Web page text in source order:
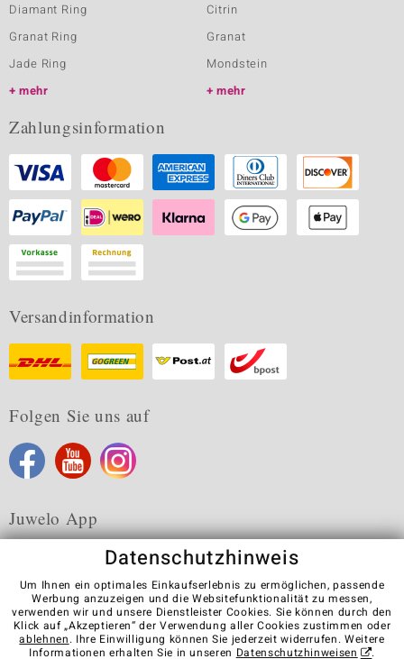
Diamant Ring
Granat Ring
Jade Ring
mehr
Citrin
Granat
Mondstein
mehr
Zahlungsinformation
Versandinformation
Folgen Sie uns auf
Juwelo App
Karriere AGB Datenschutz Cookies
Impressum
Kontakt
Vertrag widerrufen
Datenschutzhinweis
Um Ihnen ein optimales Einkaufserlebnis zu ermöglichen, passende
Werbung anzuzeigen und die Websitefunktionalität zu messen,
verwenden wir und unsere Dienstleister Cookies. Sie können durch den
Klick auf „Akzeptieren“ der Verwendung aller Cookies zustimmen oder
ablehnen. Ihre Einwilligung können Sie jederzeit widerrufen. Weitere
Informationen erhalten Sie in unseren Datenschutzhinweisen .